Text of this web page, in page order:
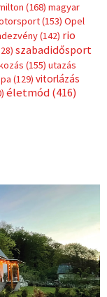
(168) magyar
(153) Opel
(142) rio
szabadidősport
(155) utazás
(129) vitorlázás
életmód(416)